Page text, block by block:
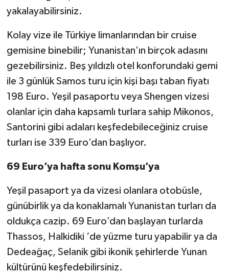
yakalayabilirsiniz.
Kolay vize ile Türkiye limanlarından bir cruise
gemisine binebilir; Yunanistan’ın birçok adasını
gezebilirsiniz. Beş yıldızlı otel konforundaki gemi
ile 3 günlük Samos turu için kişi başı taban fiyatı
198 Euro. Yeşil pasaportu veya Shengen vizesi
olanlar için daha kapsamlı turlara sahip Mikonos,
Santorini gibi adaları keşfedebileceğiniz cruise
turları ise 339 Euro’dan başlıyor.
69 Euro’ya hafta sonu Komşu’ya
Yeşil pasaport ya da vizesi olanlara otobüsle,
günübirlik ya da konaklamalı Yunanistan turları da
oldukça cazip. 69 Euro’dan başlayan turlarda
Thassos, Halkidiki ‘de yüzme turu yapabilir ya da
Dedeağaç, Selanik gibi ikonik şehirlerde Yunan
kültürünü keşfedebilirsiniz.